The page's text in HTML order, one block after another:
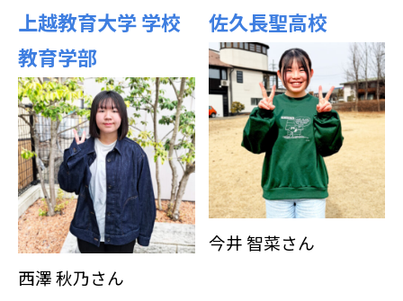
上越教育大学 学校
教育学部
西澤 秋乃さん
佐久長聖高校
今井 智菜さん